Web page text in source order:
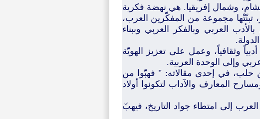
وشمال إفريقيا. هي نهضة فكرية
مجموعة من المفكّرين العرب،
العربي وبالفكر العربي وببناء
وثقافياً، وعمل على تعزيز الهويّة
وإلى الوحدة العربية.
في إحدى مقالاته: " فهبّوا من
المعارف والآداب لتكونوا أولاد
إلى امتطاء جواد التاريخ، فيهبّ